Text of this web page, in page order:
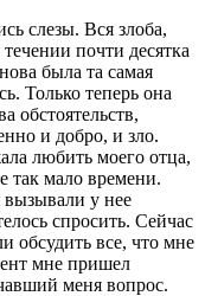
слезы. Вся злоба,
почти десятка
была та самая
Только теперь она
обстоятельств,
и добро, и зло.
любить моего отца,
так мало времени.
вызывали у нее
спросить. Сейчас
обсудить все, что мне
мне пришел
меня вопрос.